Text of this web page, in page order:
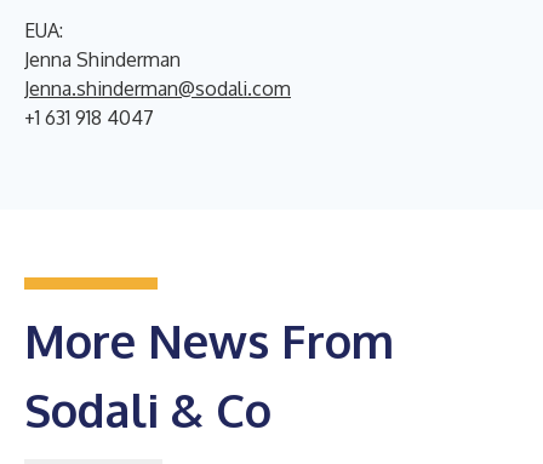
EUA:
Jenna Shinderman
Jenna.shinderman@sodali.com
+1 631 918 4047
More News From
Sodali & Co